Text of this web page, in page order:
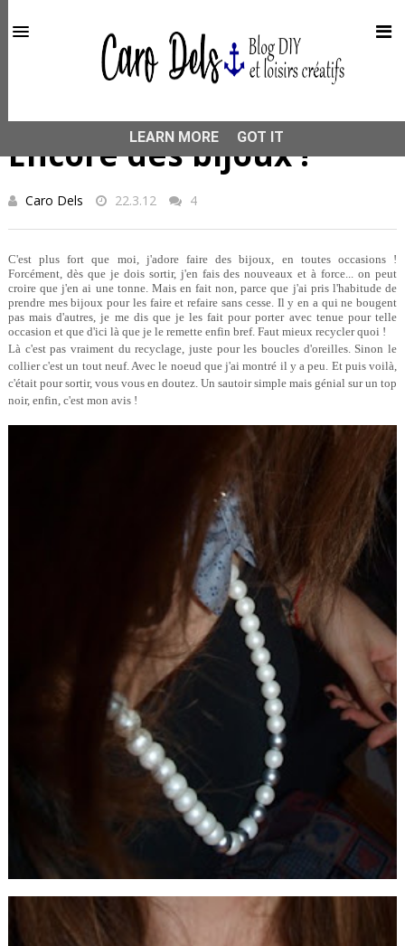
Encore des bijoux !
Caro Dels 22.3.12 4
C'est plus fort que moi, j'adore faire des bijoux, en toutes occasions !
Forcément, dès que je dois sortir, j'en fais des nouveaux et à force... on peut
croire que j'en ai une tonne. Mais en fait non, parce que j'ai pris l'habitude de
prendre mes bijoux pour les faire et refaire sans cesse. Il y en a qui ne bougent
pas mais d'autres, je me dis que je les fait pour porter avec tenue pour telle
occasion et que d'ici là que je le remette enfin bref. Faut mieux recycler quoi !
Là c'est pas vraiment du recyclage, juste pour les boucles d'oreilles. Sinon le
collier c'est un tout neuf. Avec le noeud que j'ai montré il y a peu. Et puis voilà,
c'était pour sortir, vous vous en doutez. Un sautoir simple mais génial sur un top
noir, enfin, c'est mon avis !
This site uses cookies from Google to deliver its services
and to analyze traffic. Your IP address and user-agent are
shared with Google along with performance and security
metrics to ensure quality of service, generate usage
LEARN MORE
GOT IT